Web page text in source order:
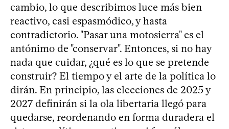
cambio, lo que describimos luce más bien
reactivo, casi espasmódico, y hasta
contradictorio. "Pasar una motosierra" es el
antónimo de "conservar". Entonces, si no hay
nada que cuidar, ¿qué es lo que se pretende
construir? El tiempo y el arte de la política lo
dirán. En principio, las elecciones de 2025 y
2027 definirán si la ola libertaria llegó para
quedarse, reordenando en forma duradera el